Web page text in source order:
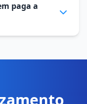
paga a